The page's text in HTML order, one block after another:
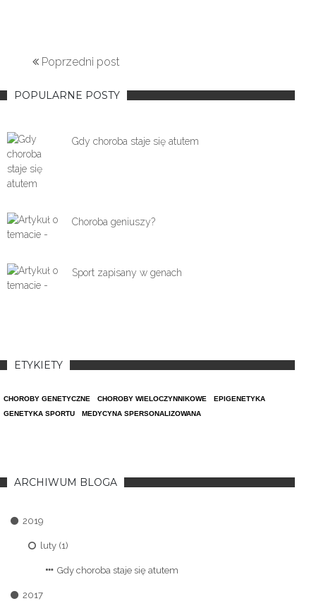
Poprzedni post
POPULARNE POSTY
Gdy choroba staje się atutem
Choroba geniuszy?
Sport zapisany w genach
ETYKIETY
CHOROBY GENETYCZNE CHOROBY WIELOCZYNNIKOWE
EPIGENETYKA
GENETYKA SPORTU
MEDYCYNA SPERSONALIZOWANA
ARCHIWUM BLOGA
2019
luty (1)
Gdy choroba staje się atutem
2017